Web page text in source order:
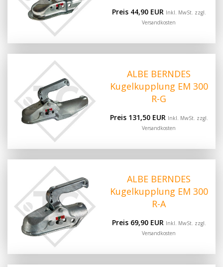
Preis 44,90 EUR Inkl. MwSt. zzgl.
Versandkosten
ALBE BERNDES
Kugelkupplung EM 300
R-G
Preis 131,50 EUR Inkl. MwSt. zzgl.
Versandkosten
ALBE BERNDES
Kugelkupplung EM 300
R-A
Preis 69,90 EUR Inkl. MwSt. zzgl.
Versandkosten